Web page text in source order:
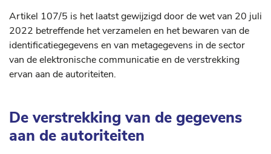
Artikel 107/5 is het laatst gewijzigd door de wet van 20 juli
2022 betreffende het verzamelen en het bewaren van de
identificatiegegevens en van metagegevens in de sector
van de elektronische communicatie en de verstrekking
ervan aan de autoriteiten.
De verstrekking van de gegevens
aan de autoriteiten